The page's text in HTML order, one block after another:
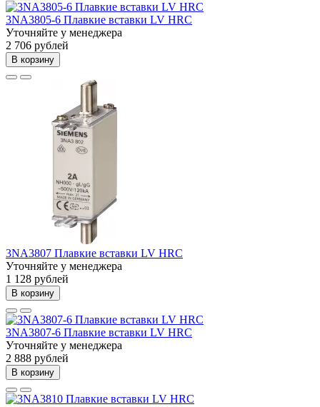
3NA3805-6 Плавкие вставки LV HRC
Уточняйте у менеджера
2 706 рублей
В корзину
3NA3807 Плавкие вставки LV HRC
Уточняйте у менеджера
1 128 рублей
В корзину
3NA3807-6 Плавкие вставки LV HRC
Уточняйте у менеджера
2 888 рублей
В корзину